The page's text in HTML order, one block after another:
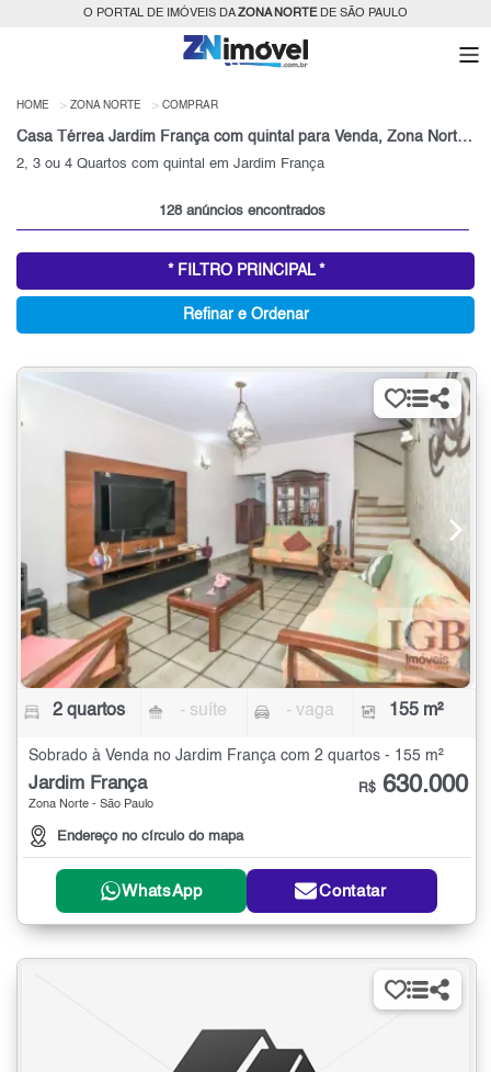
O PORTAL DE IMÓVEIS DAZONA NORTEDE SÃO PAULO
HOME ZONA NORTE COMPRAR
Casa Térrea Jardim França com quintal para Venda, Zona Norte, SP
2, 3 ou 4 Quartos com quintal em Jardim França
128 anúncios encontrados
* FILTRO PRINCIPAL *
Refinar e Ordenar
2 quartos - suíte - vaga 155 m²
Sobrado à Venda no Jardim França com 2 quartos - 155 m²
Jardim França
Zona Norte - São Paulo
Endereço no círculo do mapa
R$ 630.000
WhatsApp Contatar